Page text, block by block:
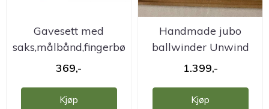
Gavesett med
saks,målbånd,fingerbøll
m.m.
369,-
Kjøp
Handmade jubo
ballwinder Unwind
1.399,-
Kjøp